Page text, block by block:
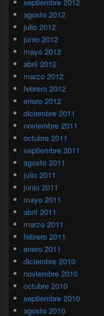
septiembre 2012
agosto 2012
julio 2012
junio 2012
mayo 2012
abril 2012
marzo 2012
febrero 2012
enero 2012
diciembre 2011
noviembre 2011
octubre 2011
septiembre 2011
agosto 2011
julio 2011
junio 2011
mayo 2011
abril 2011
marzo 2011
febrero 2011
enero 2011
diciembre 2010
noviembre 2010
octubre 2010
septiembre 2010
agosto 2010